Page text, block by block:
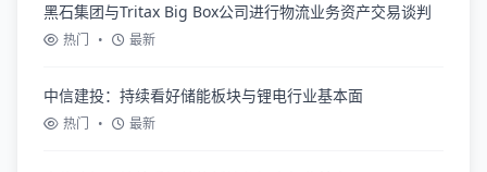
黑石集团与Tritax Big Box公司进行物流业务资产交易谈判
热门 • 最新
中信建投：持续看好储能板块与锂电行业基本面
热门 • 最新